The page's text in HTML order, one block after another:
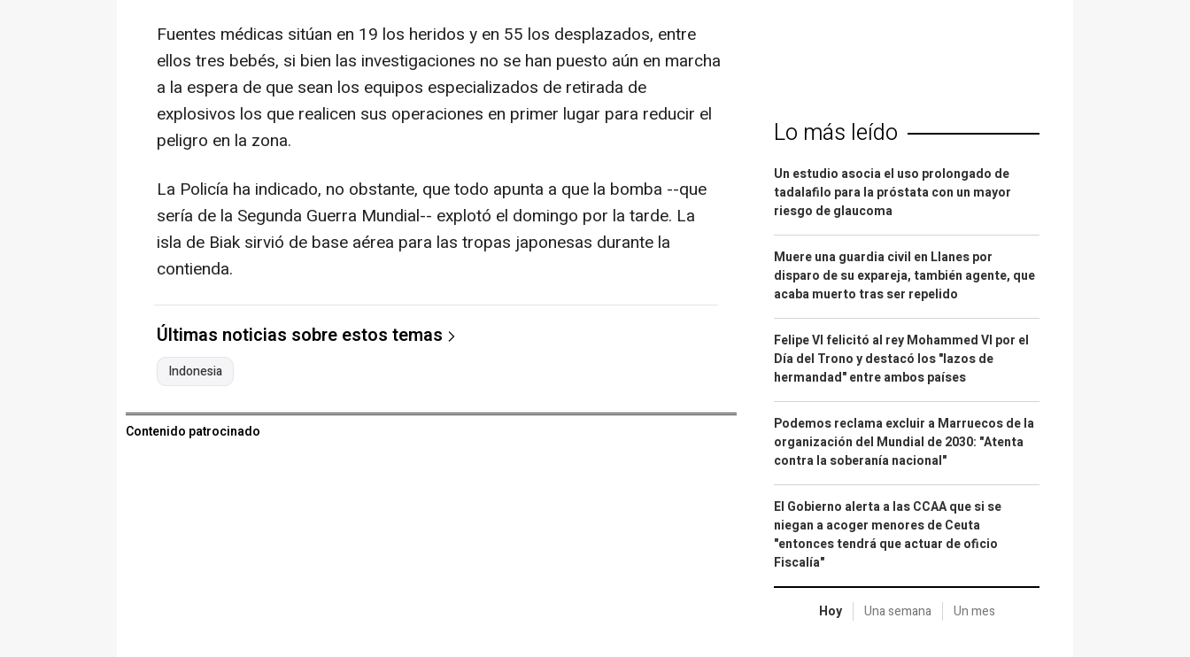
Fuentes médicas sitúan en 19 los heridos y en 55 los desplazados, entre
ellos tres bebés, si bien las investigaciones no se han puesto aún en marcha
a la espera de que sean los equipos especializados de retirada de
explosivos los que realicen sus operaciones en primer lugar para reducir el
peligro en la zona.
La Policía ha indicado, no obstante, que todo apunta a que la bomba --que
sería de la Segunda Guerra Mundial-- explotó el domingo por la tarde. La
isla de Biak sirvió de base aérea para las tropas japonesas durante la
contienda.
Últimas noticias sobre estos temas
Indonesia
Contenido patrocinado
Lo más leído
Un estudio asocia el uso prolongado de
tadalafilo para la próstata con un mayor
riesgo de glaucoma
Muere una guardia civil en Llanes por
disparo de su expareja, también agente, que
acaba muerto tras ser repelido
Felipe VI felicitó al rey Mohammed VI por el
Día del Trono y destacó los "lazos de
hermandad" entre ambos países
Podemos reclama excluir a Marruecos de la
organización del Mundial de 2030: "Atenta
contra la soberanía nacional"
El Gobierno alerta a las CCAA que si se
niegan a acoger menores de Ceuta
"entonces tendrá que actuar de oficio
Fiscalía"
Hoy Una semana Un mes